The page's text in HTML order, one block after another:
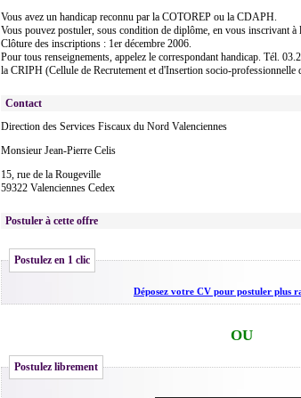
Vous avez un handicap reconnu par la COTOREP ou la CDAPH.
Vous pouvez postuler, sous condition de diplôme, en vous inscrivant à
Clôture des inscriptions : 1er décembre 2006.
Pour tous renseignements, appelez le correspondant handicap. Tél.
la CRIPH (Cellule de Recrutement et d'Insertion socio-professionnelle
Contact
Direction des Services Fiscaux du Nord Valenciennes
Monsieur Jean-Pierre Celis
15, rue de la Rougeville
59322 Valenciennes Cedex
Postuler à cette offre
Postulez en 1 clic
Déposez votre CV pour postuler plus
OU
Postulez librement